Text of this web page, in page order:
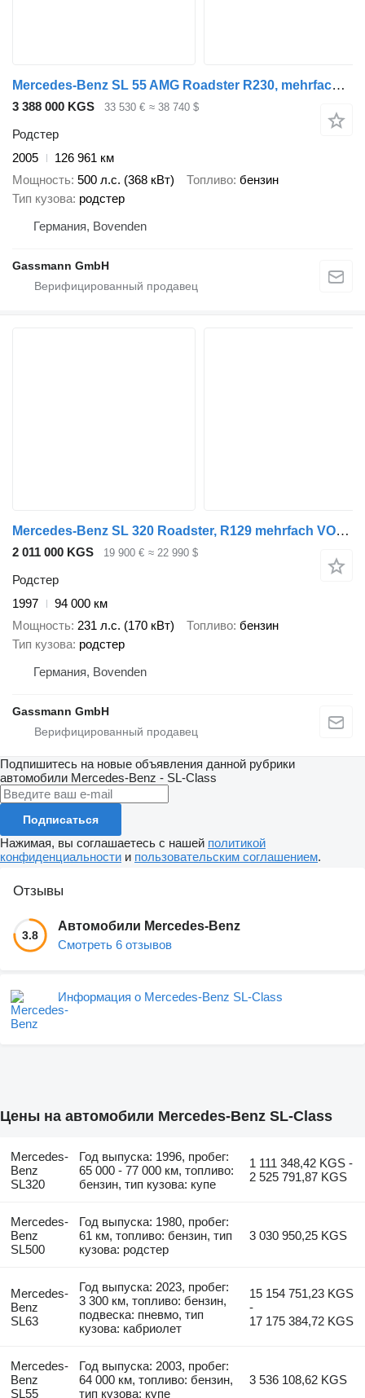
Mercedes-Benz SL 55 AMG Roadster R230, mehrfach VORHANDEN!
3 388 000 KGS 33 530 € ≈ 38 740 $
Родстер
2005
126 961 км
Мощность 500 л.с. (368 кВт) Топливо бензин
Тип кузова родстер
Германия, Bovenden
Gassmann GmbH
Mercedes-Benz SL 320 Roadster, R129 mehrfach VORHANDEN!
2 011 000 KGS 19 900 € ≈ 22 990 $
Родстер
1997
94 000 км
Мощность 231 л.с. (170 кВт) Топливо бензин
Тип кузова родстер
Германия, Bovenden
Gassmann GmbH
Подпишитесь на новые объявления данной рубрики
автомобили Mercedes-Benz - SL-Class
Подписаться
Нажимая, вы соглашаетесь с нашей политикой
конфиденциальности и пользовательским соглашением.
Отзывы
3.8
Автомобили Mercedes-Benz
Смотреть 6 отзывов
Информация о Mercedes-Benz SL-Class
Цены на автомобили Mercedes-Benz SL-Class
Mercedes-
Benz
SL320
Год выпуска: 1996, пробег:
65 000 - 77 000 км, топливо:
бензин, тип кузова: купе
1 111 348,42 KGS -
2 525 791,87 KGS
Mercedes-
Benz
SL500
Год выпуска: 1980, пробег:
61 км, топливо: бензин, тип
кузова: родстер
3 030 950,25 KGS
Mercedes-
Benz
SL63
Год выпуска: 2023, пробег:
3 300 км, топливо: бензин,
подвеска: пневмо, тип
кузова: кабриолет
15 154 751,23 KGS
-
17 175 384,72 KGS
Mercedes-
Benz
SL55
Год выпуска: 2003, пробег:
64 000 км, топливо: бензин,
тип кузова: купе
3 536 108,62 KGS